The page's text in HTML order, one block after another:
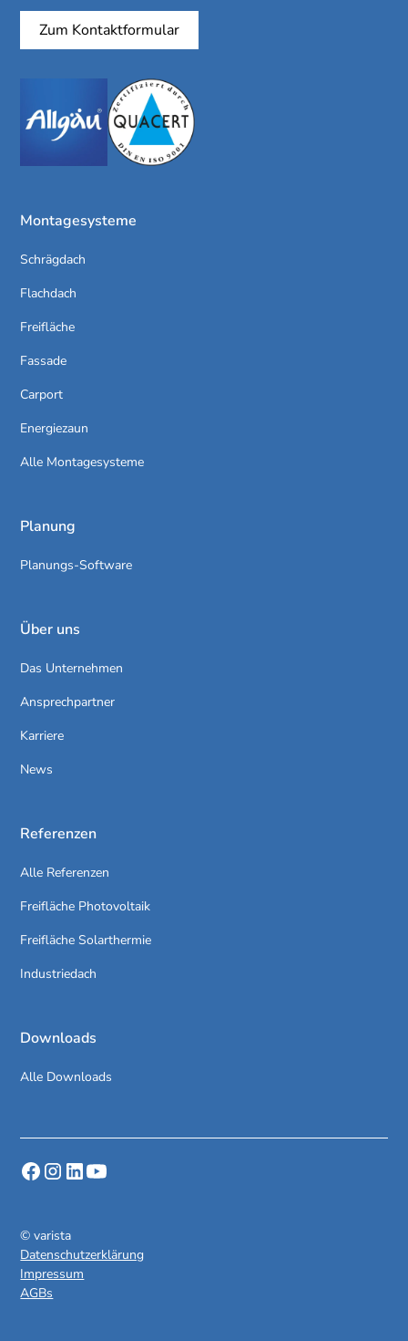
Zum Kontaktformular
Montagesysteme
Schrägdach
Flachdach
Freifläche
Fassade
Carport
Energiezaun
Alle Montagesysteme
Planung
Planungs-Software
Über uns
Das Unternehmen
Ansprechpartner
Karriere
News
Referenzen
Alle Referenzen
Freifläche Photovoltaik
Freifläche Solarthermie
Industriedach
Downloads
Alle Downloads
© varista
Datenschutzerklärung
Impressum
AGBs